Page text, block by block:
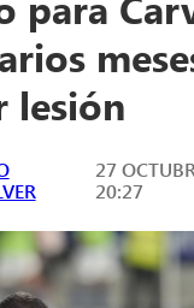
lesión
27
20:27